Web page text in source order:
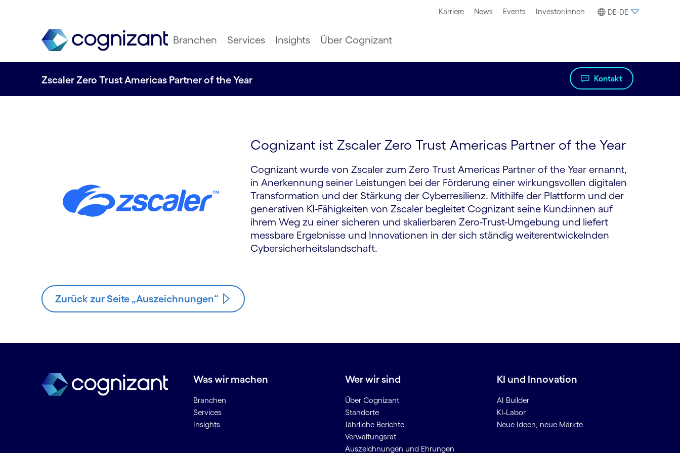
Karriere News Events Investor:innen DE-DE
Branchen Services Insights Über Cognizant
Zscaler Zero Trust Americas Partner of the Year Kontakt
Cognizant ist Zscaler Zero Trust Americas Partner of the Year
Cognizant wurde von Zscaler zum Zero Trust Americas Partner of the Year ernannt,
in Anerkennung seiner Leistungen bei der Förderung einer wirkungsvollen digitalen
Transformation und der Stärkung der Cyberresilienz. Mithilfe der Plattform und der
generativen KI-Fähigkeiten von Zscaler begleitet Cognizant seine Kund:innen auf
ihrem Weg zu einer sicheren und skalierbaren Zero-Trust-Umgebung und liefert
messbare Ergebnisse und Innovationen in der sich ständig weiterentwickelnden
Cybersicherheitslandschaft.
Zurück zur Seite „Auszeichnungen“
Was wir machen
Branchen
Services
Insights
Wer wir sind
Über Cognizant
Standorte
Jährliche Berichte
Verwaltungsrat
Auszeichnungen und Ehrungen
KI und Innovation
AI Builder
KI-Labor
Neue Ideen, neue Märkte